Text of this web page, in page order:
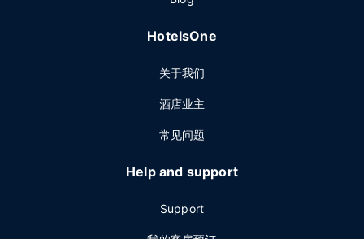
HotelsOne
关于我们
酒店业主
常见问题
Help and support
Support